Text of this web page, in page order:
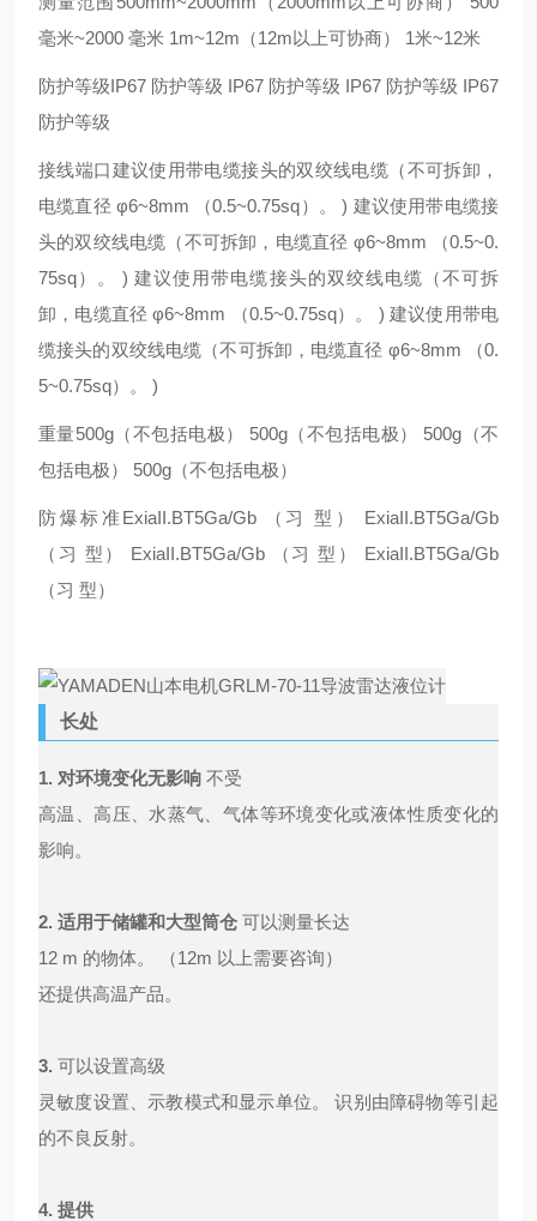
毫米~2000 毫米 1m~12m（12m以上可协商） 1米~12米
防护等级IP67 防护等级 IP67 防护等级 IP67 防护等级 IP67
防护等级
接线端口建议使用带电缆接头的双绞线电缆（不可拆卸，
电缆直径 φ6~8mm （0.5~0.75sq）。 ) 建议使用带电缆接
头的双绞线电缆（不可拆卸，电缆直径 φ6~8mm （0.5~0.
75sq）。 ) 建议使用带电缆接头的双绞线电缆（不可拆
卸，电缆直径 φ6~8mm （0.5~0.75sq）。 ) 建议使用带电
缆接头的双绞线电缆（不可拆卸，电缆直径 φ6~8mm （0.
5~0.75sq）。 )
重量500g（不包括电极） 500g（不包括电极） 500g（不
包括电极） 500g（不包括电极）
防爆标准ExiaII.BT5Ga/Gb （习 型） ExiaII.BT5Ga/Gb
（习 型） ExiaII.BT5Ga/Gb （习 型） ExiaII.BT5Ga/Gb
（习 型）
长处
1. 对环境变化无影响 不受
高温、高压、水蒸气、气体等环境变化或液体性质变化的
影响。
2. 适用于储罐和大型筒仓 可以测量长达
12 m 的物体。 （12m 以上需要咨询）
还提供高温产品。
3. 可以设置高级
灵敏度设置、示教模式和显示单位。 识别由障碍物等引起
的不良反射。
4. 提供